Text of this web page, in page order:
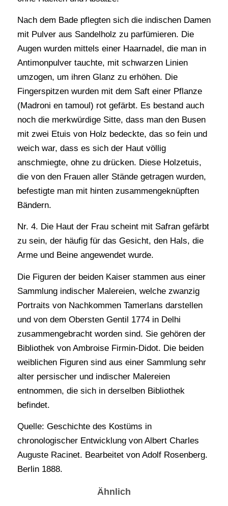
Nach dem Bade pflegten sich die indischen Damen
mit Pulver aus Sandelholz zu parfümieren. Die
Augen wurden mittels einer Haarnadel, die man in
Antimonpulver tauchte, mit schwarzen Linien
umzogen, um ihren Glanz zu erhöhen. Die
Fingerspitzen wurden mit dem Saft einer Pflanze
(Madroni en tamoul) rot gefärbt. Es bestand auch
noch die merkwürdige Sitte, dass man den Busen
mit zwei Etuis von Holz bedeckte, das so fein und
weich war, dass es sich der Haut völlig
anschmiegte, ohne zu drücken. Diese Holzetuis,
die von den Frauen aller Stände getragen wurden,
befestigte man mit hinten zusammengeknüpften
Bändern.
Nr. 4. Die Haut der Frau scheint mit Safran gefärbt
zu sein, der häufig für das Gesicht, den Hals, die
Arme und Beine angewendet wurde.
Die Figuren der beiden Kaiser stammen aus einer
Sammlung indischer Malereien, welche zwanzig
Portraits von Nachkommen Tamerlans darstellen
und von dem Obersten Gentil 1774 in Delhi
zusammengebracht worden sind. Sie gehören der
Bibliothek von Ambroise Firmin-Didot. Die beiden
weiblichen Figuren sind aus einer Sammlung sehr
alter persischer und indischer Malereien
entnommen, die sich in derselben Bibliothek
befindet.
Quelle: Geschichte des Kostüms in
chronologischer Entwicklung von Albert Charles
Auguste Racinet. Bearbeitet von Adolf Rosenberg.
Berlin 1888.
Ähnlich